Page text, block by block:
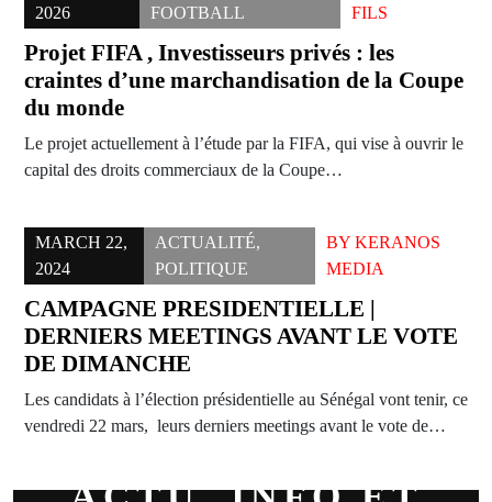
2026
FOOTBALL
FILS
Projet FIFA , Investisseurs privés : les
craintes d’une marchandisation de la Coupe
du monde
Le projet actuellement à l’étude par la FIFA, qui vise à ouvrir le
capital des droits commerciaux de la Coupe…
MARCH 22,
2024
ACTUALITÉ,
POLITIQUE
BYKERANOS
MEDIA
CAMPAGNE PRESIDENTIELLE |
DERNIERS MEETINGS AVANT LE VOTE
DE DIMANCHE
Les candidats à l’élection présidentielle au Sénégal vont tenir, ce
vendredi 22 mars, leurs derniers meetings avant le vote de…